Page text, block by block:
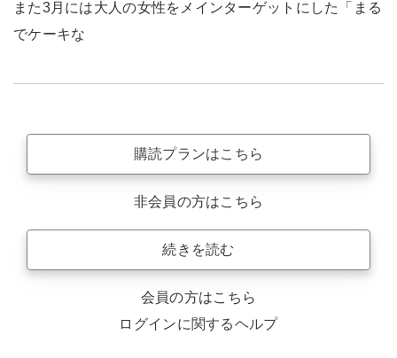
また3月には大人の女性をメインターゲットにした「まる
でケーキな
購読プランはこちら
非会員の方はこちら
続きを読む
会員の方はこちら
ログインに関するヘルプ